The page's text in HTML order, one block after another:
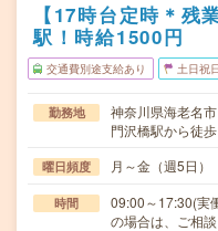
【17時台定時＊残
駅！時給1500円
交通費別途支給あり 土日祝
勤務地
神奈川県海老名市
門沢橋駅から徒
曜日頻度 月～金（週5日
時間
09:00～17:30(実
の場合は、ご相談